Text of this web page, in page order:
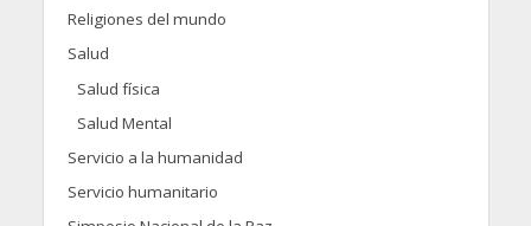
Religiones del mundo
Salud
Salud física
Salud Mental
Servicio a la humanidad
Servicio humanitario